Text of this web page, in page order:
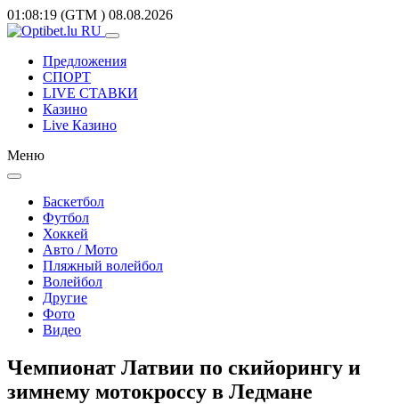
01:08:19 (GTM ) 08.08.2026
Предложения
СПОРТ
LIVE СТАВКИ
Казино
Live Казино
Меню
Баскетбол
Футбол
Хоккей
Авто / Мото
Пляжный волейбол
Волейбол
Другие
Фото
Видео
Чемпионат Латвии по скийорингу и
зимнему мотокроссу в Ледмане